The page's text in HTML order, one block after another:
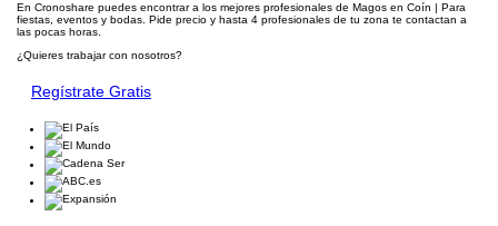
En Cronoshare puedes encontrar a los mejores profesionales de Magos en Coín | Para
fiestas, eventos y bodas. Pide precio y hasta 4 profesionales de tu zona te contactan a
las pocas horas.
¿Quieres trabajar con nosotros?
Regístrate Gratis